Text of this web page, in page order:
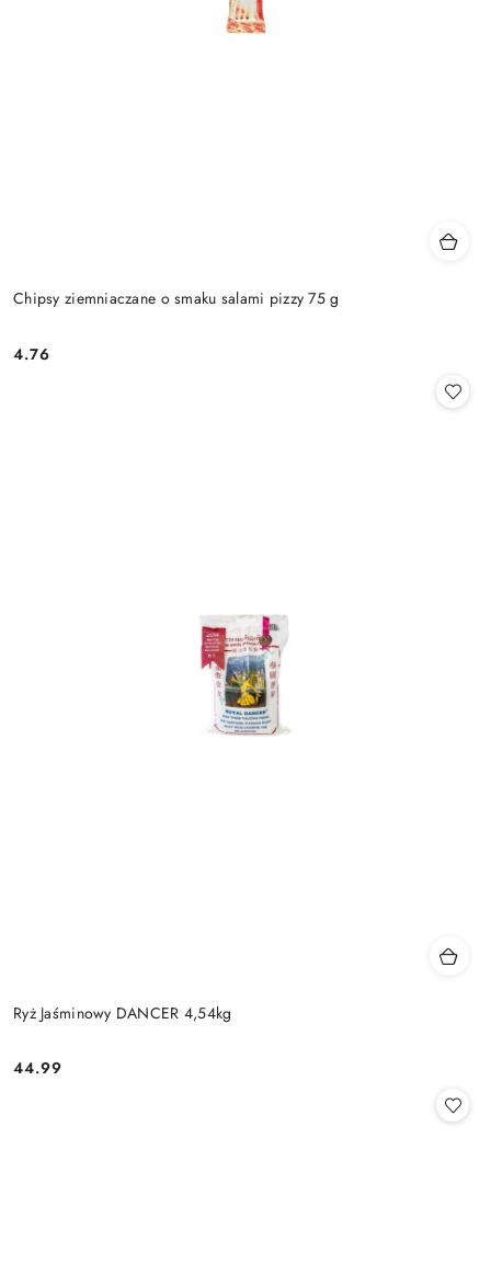
Chipsy ziemniaczane o smaku salami pizzy 75 g
Cena:
4.76
Ryż Jaśminowy DANCER 4,54kg
Cena:
44.99